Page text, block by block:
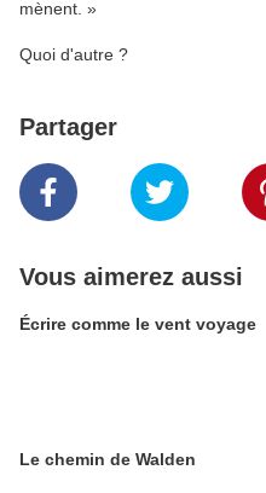
mènent. »
Quoi d'autre ?
Partager
Vous aimerez aussi
Écrire comme le vent voyage
Le chemin de Walden